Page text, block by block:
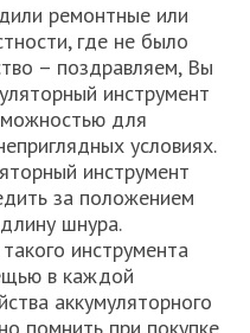
ремонтные или
где не было
– поздравляем, Вы
инструмент
для
условиях.
инструмент
за положением
шнура.
инструмента
в каждой
аккумуляторного